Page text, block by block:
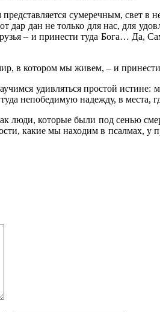
сумеречным, свет в
дар дан не только для нас, для
– и принести туда Бога… Да,
в котором мы живем, – и
удивляться простой
непобедимую надежду, в места,
люди, которые были под сенью
какие мы находим в псалмах, у